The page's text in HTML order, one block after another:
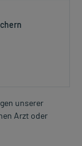
unserer
Arzt oder